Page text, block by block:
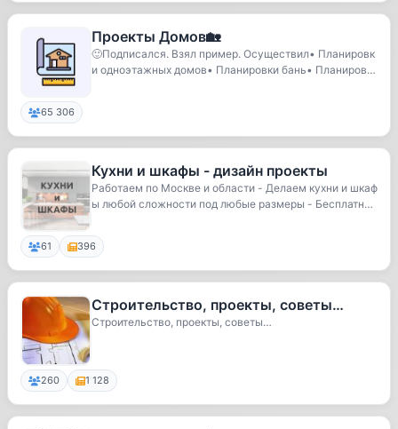
Проекты Домов🏡
🙂Подписался. Взял пример. Осуществил• Планировк
и одноэтажных домов• Планировки бань• Планировк
65 306
Кухни и шкафы - дизайн проекты
Работаем по Москве и области - Делаем кухни и шкаф
ы любой сложности под любые размеры - Бесплатн
61 396
Строительство, проекты, советы…
Строительство, проекты, советы…
260 1 128